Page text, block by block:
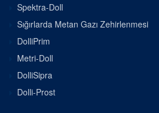
Spektra-Doll
Sığırlarda Metan Gazı Zehirlenmesi
DolliPrim
Metri-Doll
DolliSipra
Dolli-Prost